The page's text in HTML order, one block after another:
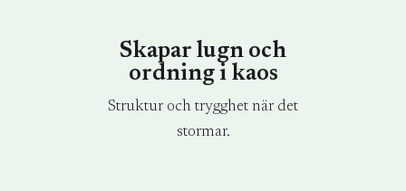
Skapar lugn och
ordning i kaos
Struktur och trygghet när det
stormar.